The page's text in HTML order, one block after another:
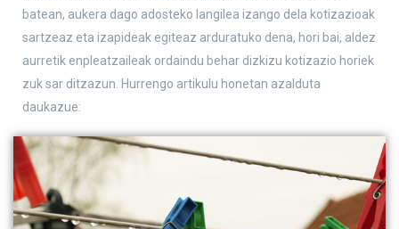
batean, aukera dago adosteko langilea izango dela kotizazioak
sartzeaz eta izapideak egiteaz arduratuko dena, hori bai, aldez
aurretik enpleatzaileak ordaindu behar dizkizu kotizazio horiek
zuk sar ditzazun. Hurrengo artikulu honetan azalduta
daukazue: